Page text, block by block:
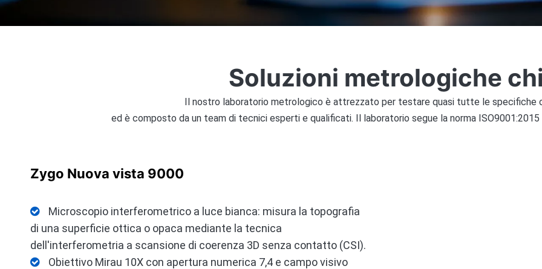
Soluzioni metrologiche
Il nostro laboratorio metrologico è attrezzato per testare quasi tutte le specifiche
ed è composto da un team di tecnici esperti e qualificati. Il laboratorio segue la norma
Zygo Nuova vista 9000

Microscopio interferometrico a luce bianca: misura la topografia
di una superficie ottica o opaca mediante la tecnica
dell'interferometria a scansione di coerenza 3D senza contatto (CSI).
 Obiettivo Mirau 10X con apertura numerica 7,4 e campo visivo